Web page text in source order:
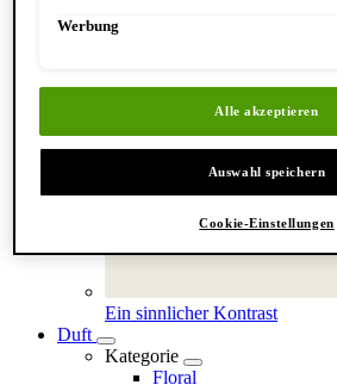
Entdecken Sie Hand & Körper
Ein sinnlicher Kontrast
Duft
Kategorie
Floral
Werbung
Alle akzeptieren
Auswahl speichern
Cookie-Einstellungen